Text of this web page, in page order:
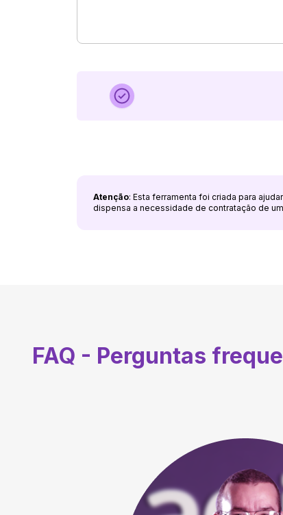
Atenção: Esta ferramenta foi criada para
dispensa a necessidade de contratação de
FAQ - Perguntas